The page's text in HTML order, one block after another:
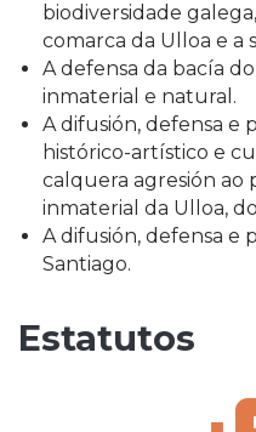
biodiversidade
comarca da Ulloa e a
A defensa da bacía
inmaterial e natural.
A difusión, defensa e
histórico-artístico e
calquera agresión ao
inmaterial da Ulloa,
A difusión, defensa e
Santiago.
Estatutos